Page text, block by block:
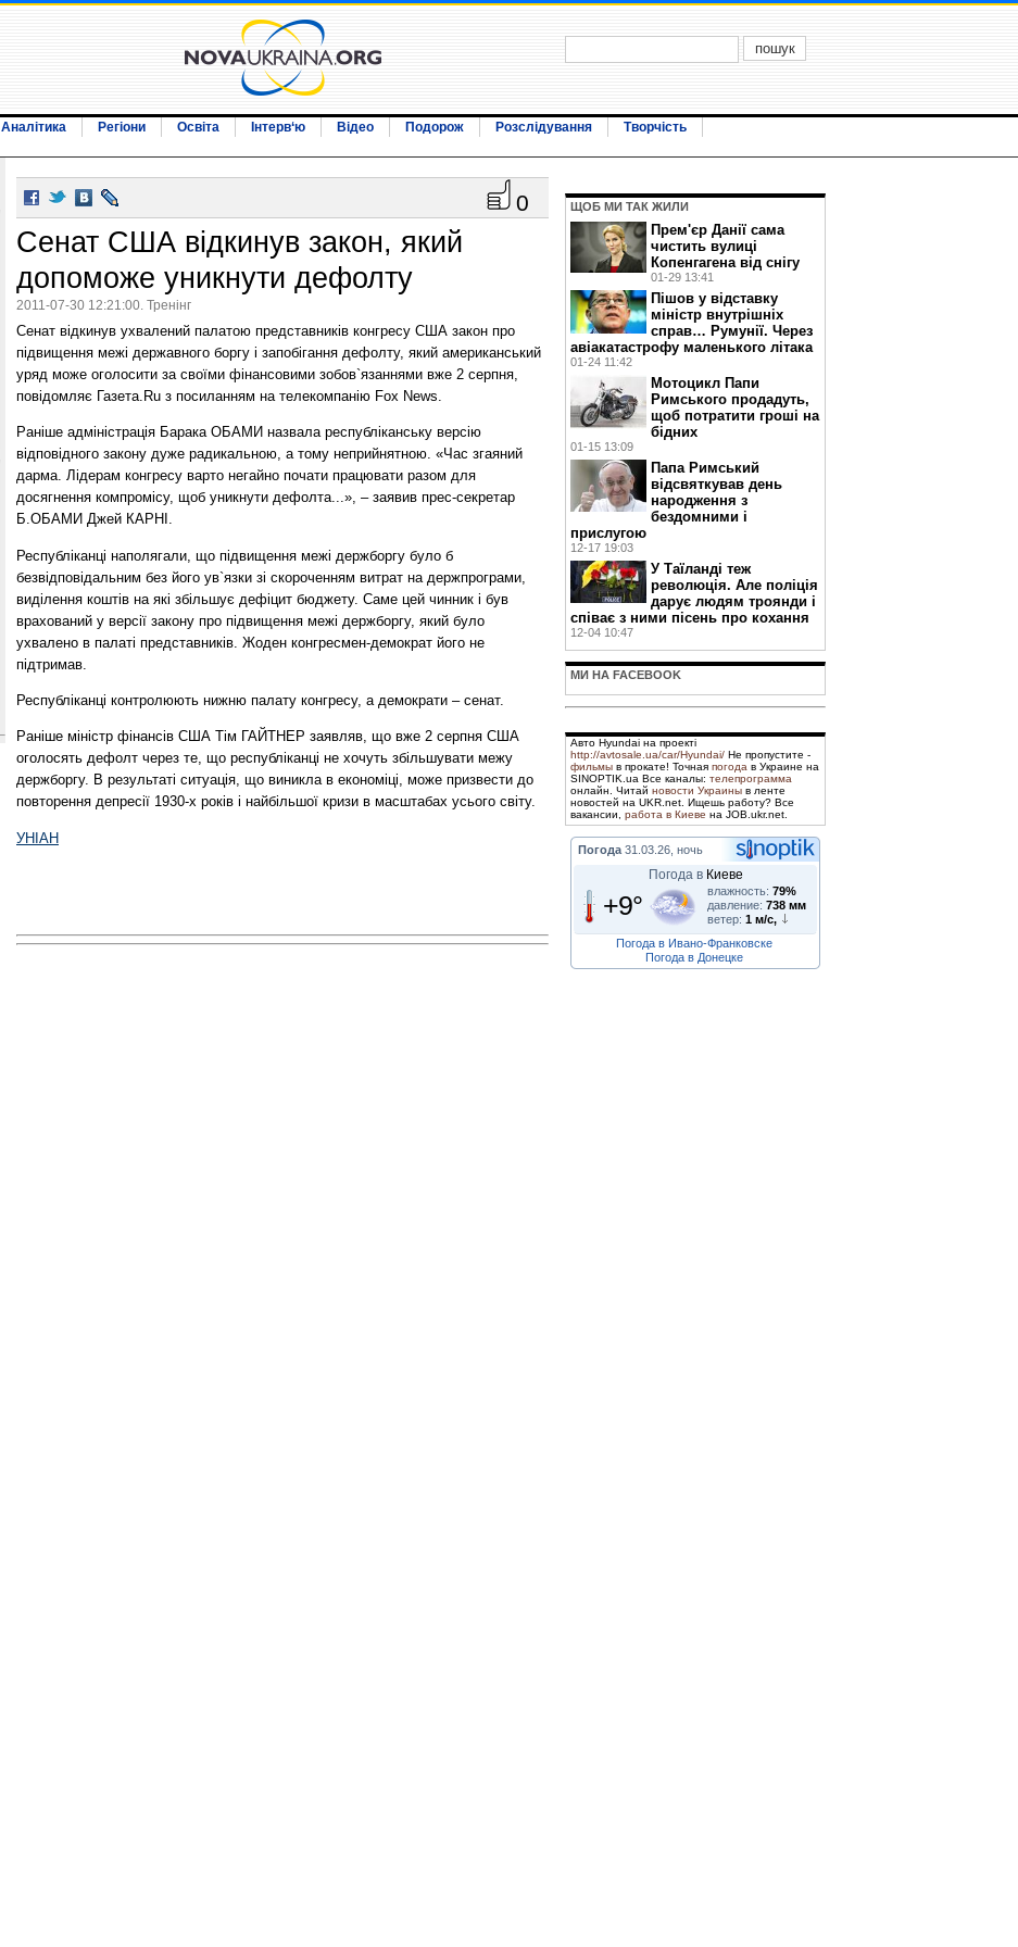
Аналітика Регіони Освіта Інтерв‘ю Відео Подорож Розслідування
Творчість
0
Сенат США відкинув закон, який
допоможе уникнути дефолту
2011-07-30 12:21:00. Тренінг
Сенат відкинув ухвалений палатою представників конгресу США закон про
підвищення межі державного боргу і запобігання дефолту, який американський
уряд може оголосити за своїми фінансовими зобов`язаннями вже 2 серпня,
повідомляє Газета.Ru з посиланням на телекомпанію Fox News.
Раніше адміністрація Барака ОБАМИ назвала республіканську версію
відповідного закону дуже радикальною, а тому неприйнятною. «Час згаяний
дарма. Лідерам конгресу варто негайно почати працювати разом для
досягнення компромісу, щоб уникнути дефолта...», – заявив прес-секретар
Б.ОБАМИ Джей КАРНІ.
Республіканці наполягали, що підвищення межі держборгу було б
безвідповідальним без його ув`язки зі скороченням витрат на держпрограми,
виділення коштів на які збільшує дефіцит бюджету. Саме цей чинник і був
врахований у версії закону про підвищення межі держборгу, який було
ухвалено в палаті представників. Жоден конгресмен-демократ його не
підтримав.
Республіканці контролюють нижню палату конгресу, а демократи – сенат.
Раніше міністр фінансів США Тім ГАЙТНЕР заявляв, що вже 2 серпня США
оголосять дефолт через те, що республіканці не хочуть збільшувати межу
держборгу. В результаті ситуація, що виникла в економіці, може призвести до
повторення депресії 1930-х років і найбільшої кризи в масштабах усього світу.
УНІАН
ЩОБ МИ ТАК ЖИЛИ
Прем'єр Данії сама
чистить вулиці
Копенгагена від снігу
01-29 13:41
Пішов у відставку
міністр внутрішніх
справ… Румунії. Через
авіакатастрофу маленького літака
01-24 11:42
Мотоцикл Папи
Римського продадуть,
щоб потратити гроші на
бідних
01-15 13:09
Папа Римський
відсвяткував день
народження з
бездомними і
прислугою
12-17 19:03
У Таїланді теж
революція. Але поліція
дарує людям троянди і
співає з ними пісень про кохання
12-04 10:47
МИ НА FACEBOOK
Авто Hyundai на проекті
http://avtosale.ua/car/Hyundai/ Не пропустите -
фильмы в прокате! Точная погода в Украине на
SINOPTIK.ua Все каналы: телепрограмма
онлайн. Читай новости Украины в ленте
новостей на UKR.net. Ищешь работу? Все
вакансии, работа в Киеве на JOB.ukr.net.
Погода 31.03.26, ночь
Погода в Киеве
+9° влажность: 79%
давление: 738 мм
ветер: 1 м/с,
Погода в Ивано-Франковске
Погода в Донецке